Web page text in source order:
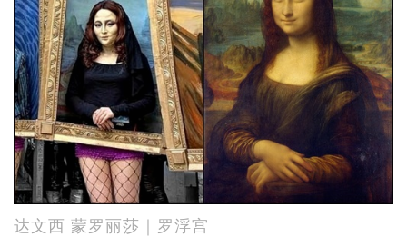
达文西 蒙罗丽莎｜罗浮宫